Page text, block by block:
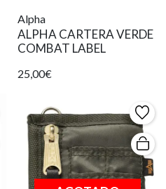
Alpha
ALPHA CARTERA VERDE
COMBAT LABEL
25,00€